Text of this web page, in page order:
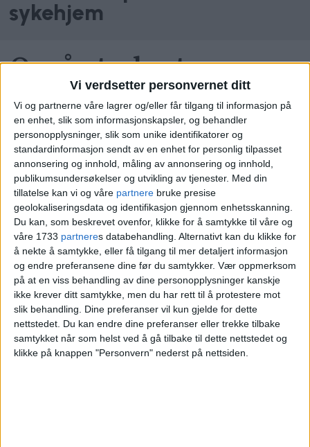
Vi verdsetter personvernet ditt
Vi og partnerne våre lagrer og/eller får tilgang til informasjon på
en enhet, slik som informasjonskapsler, og behandler
personopplysninger, slik som unike identifikatorer og
standardinformasjon sendt av en enhet for personlig tilpasset
annonsering og innhold, måling av annonsering og innhold,
publikumsundersøkelser og utvikling av tjenester. Med din
tillatelse kan vi og våre partnere bruke presise
geolokaliseringsdata og identifikasjon gjennom enhetsskanning.
Du kan, som beskrevet ovenfor, klikke for å samtykke til våre og
våre 1733 partneres databehandling. Alternativt kan du klikke for
å nekte å samtykke, eller få tilgang til mer detaljert informasjon
og endre preferansene dine før du samtykker. Vær oppmerksom
på at en viss behandling av dine personopplysninger kanskje
ikke krever ditt samtykke, men du har rett til å protestere mot
slik behandling. Dine preferanser vil kun gjelde for dette
nettstedet. Du kan endre dine preferanser eller trekke tilbake
samtykket når som helst ved å gå tilbake til dette nettstedet og
klikke på knappen "Personvern" nederst på nettsiden.
sykehjem
Også studenter er
ensomme
Ensomhet er nemlig et stort problem for
mange aldersgrupper, ikke bare for de
eldre. En ny spørreundersøkelse
gjennomført av Sentio på vegne av Norsk
studentorganisasjon og Khrono viser at 7
av 10 studenter føler seg ensomme. Det er
skremmende tall, som viser oss at man
kan kjenne på ensomhet i mange ulike
stadier av livet.